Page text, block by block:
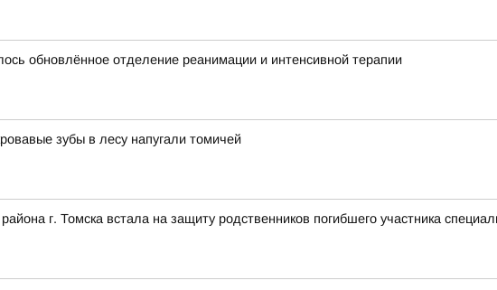
обновлённое отделение реанимации и интенсивной терапии
зубы в лесу напугали томичей
района г. Томска встала на защиту родственников погибшего участника